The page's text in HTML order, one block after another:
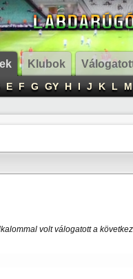
Klubok
E F G GY H I J K L M
volt válogatott a